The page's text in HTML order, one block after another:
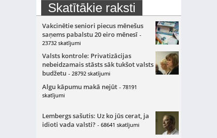
Skatītākie raksti
Vakcinētie seniori piecus mēnešus
saņems pabalstu 20 eiro mēnesī -
23732 skatījumi
Valsts kontrole: Privatizācijas
nebeidzamais stāsts sāk tukšot valsts
budžetu - 28792 skatījumi
Algu kāpumu makā nejūt - 78191
skatījumi
Lembergs sašutis: Uz ko jūs cerat, ja
idioti vada valsti? - 68641 skatījumi